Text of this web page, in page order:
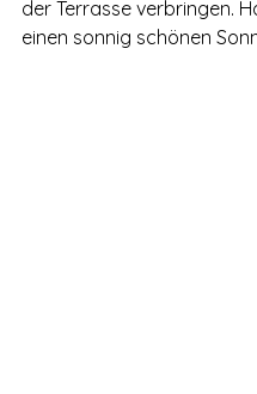
der Terrasse verbringen.
einen sonnig schönen